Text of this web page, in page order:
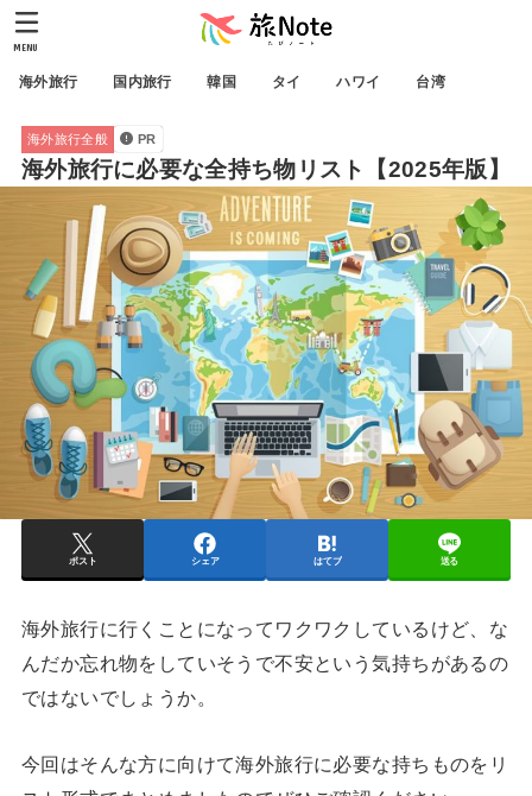
海外旅行 国内旅行 韓国 タイ ハワイ 台湾
MENU
海外旅行全般 PR
海外旅行に必要な全持ち物リスト【2025年版】
ポスト シェア はてブ 送る
海外旅行に行くことになってワクワクしているけど、な
んだか忘れ物をしていそうで不安という気持ちがあるの
ではないでしょうか。
今回はそんな方に向けて海外旅行に必要な持ちものをリ